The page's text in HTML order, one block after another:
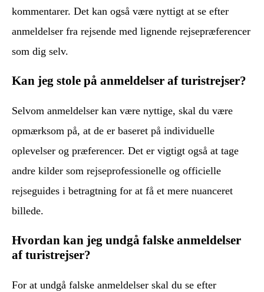
kommentarer. Det kan også være nyttigt at se efter
anmeldelser fra rejsende med lignende rejsepræferencer
som dig selv.
Kan jeg stole på anmeldelser af turistrejser?
Selvom anmeldelser kan være nyttige, skal du være
opmærksom på, at de er baseret på individuelle
oplevelser og præferencer. Det er vigtigt også at tage
andre kilder som rejseprofessionelle og officielle
rejseguides i betragtning for at få et mere nuanceret
billede.
Hvordan kan jeg undgå falske anmeldelser
af turistrejser?
For at undgå falske anmeldelser skal du se efter